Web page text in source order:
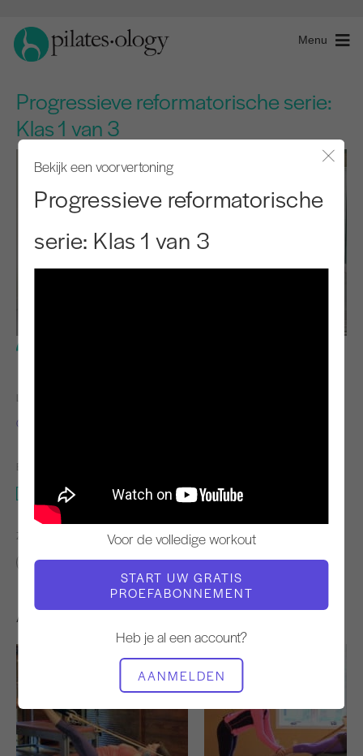
Menu
Progressieve reformatorische serie:
Klas 1 van 3
Bekijk een voorvertoning
Progressieve reformatorische
serie: Klas 1 van 3
Voor de volledige workout
START UW GRATIS
PROEFABONNEMENT
Heb je al een account?
AANMELDEN
LERAAR
Clare Dunphy Hemani
BENODIGDE APPARATUUR
Reformer
ZOEK VERGELIJKBARE LESSEN VOOR
Intermediair
30 - 40 min Reformer
Andere workouts die je misschien leuk vindt